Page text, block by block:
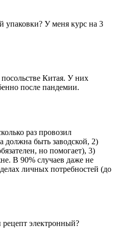
упаковки? У меня курс на 3
Китая. У них
после пандемии.
раз провозил
должна быть заводской, 2)
но помогает), 3)
В 90% случаев даже не
личных потребностей (до
электронный?